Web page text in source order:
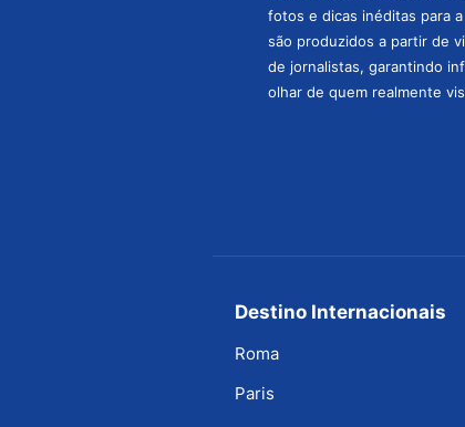
fotos e dicas inéditas para
são produzidos a partir de
de jornalistas, garantindo
olhar de quem realmente
Destino Internacionais
Roma
Paris